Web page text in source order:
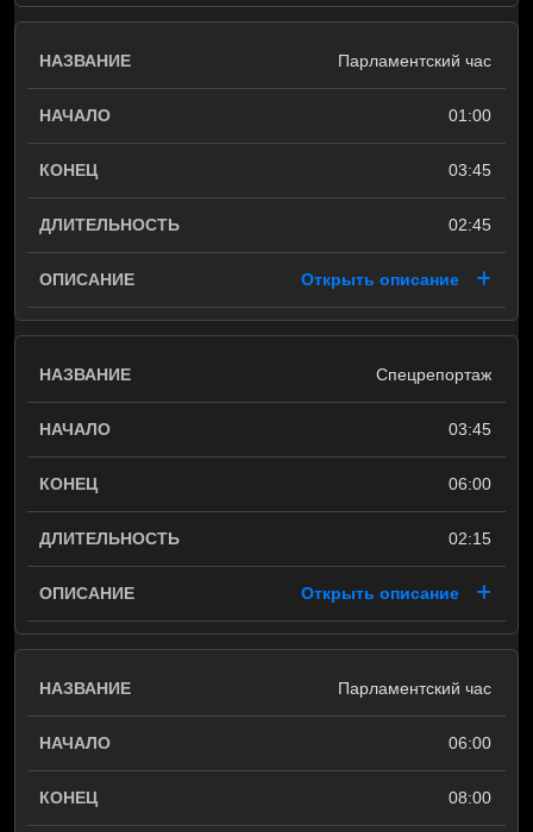
Парламентский час
01:00
03:45
02:45
Открыть описание
Спецрепортаж
03:45
06:00
02:15
Открыть описание
Парламентский час
06:00
08:00